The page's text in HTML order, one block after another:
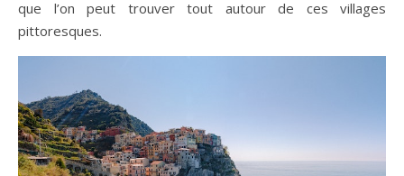
que l’on peut trouver tout autour de ces villages
pittoresques.